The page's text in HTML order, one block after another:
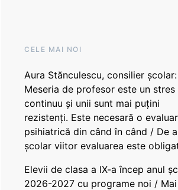
CELE MAI NOI
Aura Stănculescu, consilier școlar:
Meseria de profesor este un stres
continuu și unii sunt mai puțini
rezistenți. Este necesară o
psihiatrică din când în când / De
școlar viitor evaluarea este
Elevii de clasa a IX-a încep anul
2026-2027 cu programe noi /